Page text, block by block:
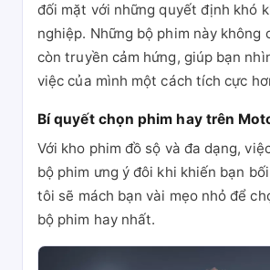
đối mặt với những quyết định khó
nghiệp. Những bộ phim này không
còn truyền cảm hứng, giúp bạn
việc của mình một cách tích cực
Bí quyết chọn phim hay trên
Với kho phim đồ sộ và đa dạng,
bộ phim ưng ý đôi khi khiến bạn
tôi sẽ mách bạn vài mẹo nhỏ để
bộ phim hay nhất.